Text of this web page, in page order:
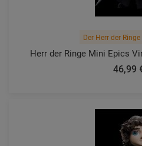
Der Herr der
Herr der Ringe Mini Epics
46,99